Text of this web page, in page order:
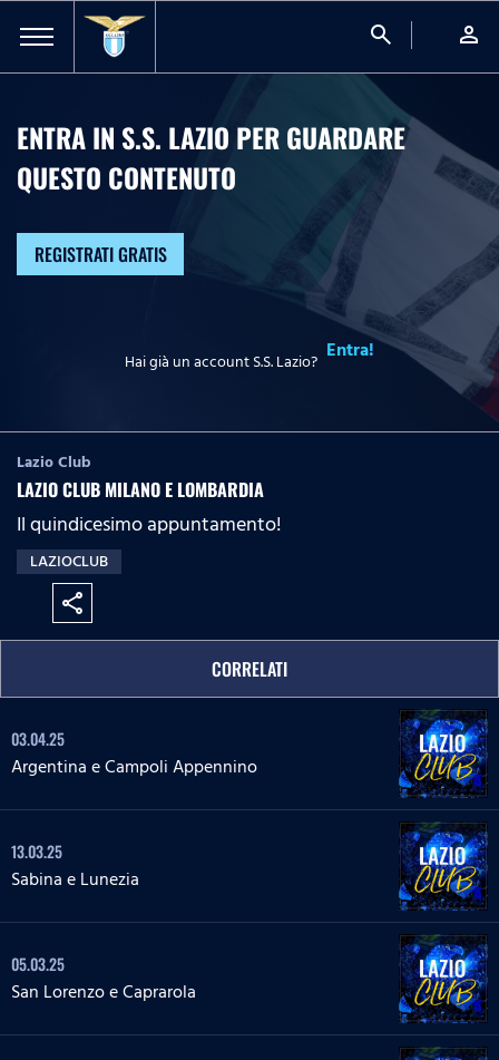
search person
ENTRA IN S.S. LAZIO PER GUARDARE
QUESTO CONTENUTO
REGISTRATI GRATIS
Hai già un account S.S. Lazio? Entra!
Lazio Club
LAZIO CLUB MILANO E LOMBARDIA
Il quindicesimo appuntamento!
LAZIOCLUB
share
CORRELATI
03.04.25
Argentina e Campoli Appennino
13.03.25
Sabina e Lunezia
05.03.25
San Lorenzo e Caprarola